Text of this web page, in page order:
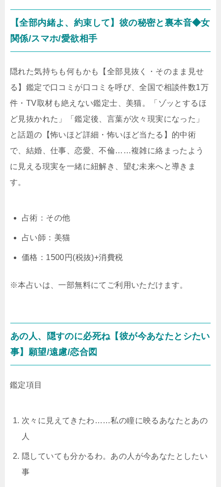
【全部内緒よ、約束して】彼の秘密と裏本音◆女
関係/スマホ/愛欲相手
隠れた気持ちも何もかも【全部見抜く・そのまま見せ
る】鑑定で口コミが口コミを呼び、全国で相談件数1万
件・TV取材も絶えない鑑定士、美猫。「ゾッとするほ
ど見抜かれた」「鑑定後、言葉が次々現実になった」
と話題の【怖いほど詳細・怖いほど当たる】的中術
で、結婚、仕事、恋愛、不倫……複雑に絡まったよう
に見える現実を一緒に紐解き、望む未来へと導きま
す。
占術：その他
占い師：美猫
価格：1500円(税抜)+消費税
※本占いは、一部無料にてご利用いただけます。
あの人、隠すのに必死ね【彼が今あなたとシたい
事】願望/遠慮/恋合図
鑑定項目
次々に見えてきたわ……私の瞳に映るあなたとあの
人
隠していても分かるわ。あの人が今あなたとしたい
事